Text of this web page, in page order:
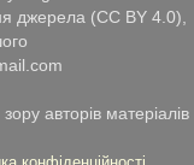
джерела (CC BY 4.0),
авторів матеріалів